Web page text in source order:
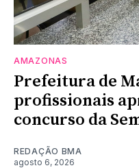
AMAZONAS
Prefeitura de
profissionais
concurso da
REDAÇÃO BMA
agosto 6, 2026